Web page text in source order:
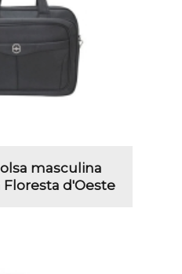
masculina
d'Oeste